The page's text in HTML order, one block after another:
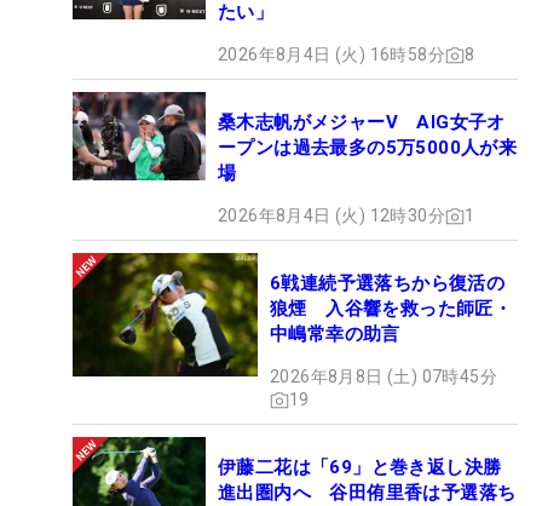
たい」
2026年8月4日 (火) 16時58分 8
桑木志帆がメジャーV AIG女子オ
ープンは過去最多の5万5000人が来
場
2026年8月4日 (火) 12時30分 1
6戦連続予選落ちから復活の
狼煙 入谷響を救った師匠・
中嶋常幸の助言
2026年8月8日 (土) 07時45分
19
伊藤二花は「69」と巻き返し決勝
進出圏内へ 谷田侑里香は予選落ち